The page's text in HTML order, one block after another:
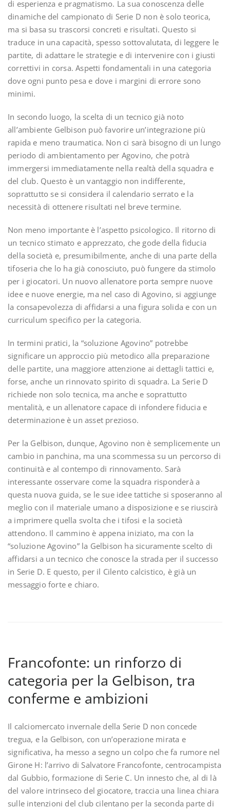
di esperienza e pragmatismo. La sua conoscenza delle
dinamiche del campionato di Serie D non è solo teorica,
ma si basa su trascorsi concreti e risultati. Questo si
traduce in una capacità, spesso sottovalutata, di leggere le
partite, di adattare le strategie e di intervenire con i giusti
correttivi in corsa. Aspetti fondamentali in una categoria
dove ogni punto pesa e dove i margini di errore sono
minimi.
In secondo luogo, la scelta di un tecnico già noto
all’ambiente Gelbison può favorire un’integrazione più
rapida e meno traumatica. Non ci sarà bisogno di un lungo
periodo di ambientamento per Agovino, che potrà
immergersi immediatamente nella realtà della squadra e
del club. Questo è un vantaggio non indifferente,
soprattutto se si considera il calendario serrato e la
necessità di ottenere risultati nel breve termine.
Non meno importante è l’aspetto psicologico. Il ritorno di
un tecnico stimato e apprezzato, che gode della fiducia
della società e, presumibilmente, anche di una parte della
tifoseria che lo ha già conosciuto, può fungere da stimolo
per i giocatori. Un nuovo allenatore porta sempre nuove
idee e nuove energie, ma nel caso di Agovino, si aggiunge
la consapevolezza di affidarsi a una figura solida e con un
curriculum specifico per la categoria.
In termini pratici, la “soluzione Agovino” potrebbe
significare un approccio più metodico alla preparazione
delle partite, una maggiore attenzione ai dettagli tattici e,
forse, anche un rinnovato spirito di squadra. La Serie D
richiede non solo tecnica, ma anche e soprattutto
mentalità, e un allenatore capace di infondere fiducia e
determinazione è un asset prezioso.
Per la Gelbison, dunque, Agovino non è semplicemente un
cambio in panchina, ma una scommessa su un percorso di
continuità e al contempo di rinnovamento. Sarà
interessante osservare come la squadra risponderà a
questa nuova guida, se le sue idee tattiche si sposeranno al
meglio con il materiale umano a disposizione e se riuscirà
a imprimere quella svolta che i tifosi e la società
attendono. Il cammino è appena iniziato, ma con la
“soluzione Agovino” la Gelbison ha sicuramente scelto di
affidarsi a un tecnico che conosce la strada per il successo
in Serie D. E questo, per il Cilento calcistico, è già un
messaggio forte e chiaro.
Francofonte: un rinforzo di
categoria per la Gelbison, tra
conferme e ambizioni
Il calciomercato invernale della Serie D non concede
tregua, e la Gelbison, con un’operazione mirata e
significativa, ha messo a segno un colpo che fa rumore nel
Girone H: l’arrivo di Salvatore Francofonte, centrocampista
dal Gubbio, formazione di Serie C. Un innesto che, al di là
del valore intrinseco del giocatore, traccia una linea chiara
sulle intenzioni del club cilentano per la seconda parte di